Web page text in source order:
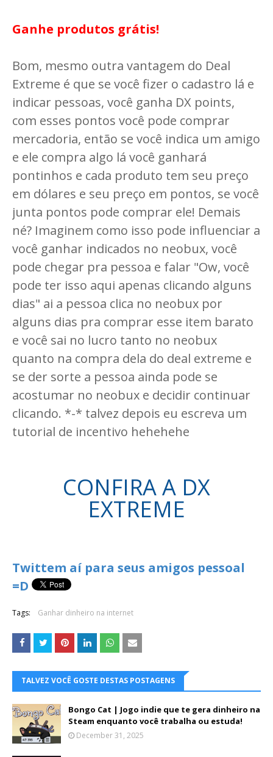
Ganhe produtos grátis!
Bom, mesmo outra vantagem do Deal
Extreme é que se você fizer o cadastro lá e
indicar pessoas, você ganha DX points,
com esses pontos você pode comprar
mercadoria, então se você indica um amigo
e ele compra algo lá você ganhará
pontinhos e cada produto tem seu preço
em dólares e seu preço em pontos, se você
junta pontos pode comprar ele! Demais
né? Imaginem como isso pode influenciar a
você ganhar indicados no neobux, você
pode chegar pra pessoa e falar "Ow, você
pode ter isso aqui apenas clicando alguns
dias" ai a pessoa clica no neobux por
alguns dias pra comprar esse item barato
e você sai no lucro tanto no neobux
quanto na compra dela do deal extreme e
se der sorte a pessoa ainda pode se
acostumar no neobux e decidir continuar
clicando. *-* talvez depois eu escreva um
tutorial de incentivo hehehehe
CONFIRA A DX
EXTREME
Twittem aí para seus amigos pessoal
=D
Tags: Ganhar dinheiro na internet
TALVEZ VOCÊ GOSTE DESTAS POSTAGENS
Bongo Cat | Jogo indie que te gera dinheiro na
Steam enquanto você trabalha ou estuda!
December 31, 2025